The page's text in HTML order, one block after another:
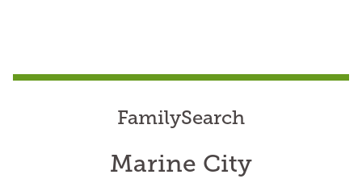
FamilySearch
Marine City